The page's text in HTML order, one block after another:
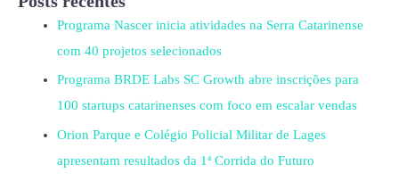
Programa Nascer inicia atividades na Serra Catarinense
com 40 projetos selecionados
Programa BRDE Labs SC Growth abre inscrições para
100 startups catarinenses com foco em escalar vendas
Orion Parque e Colégio Policial Militar de Lages
apresentam resultados da 1ª Corrida do Futuro